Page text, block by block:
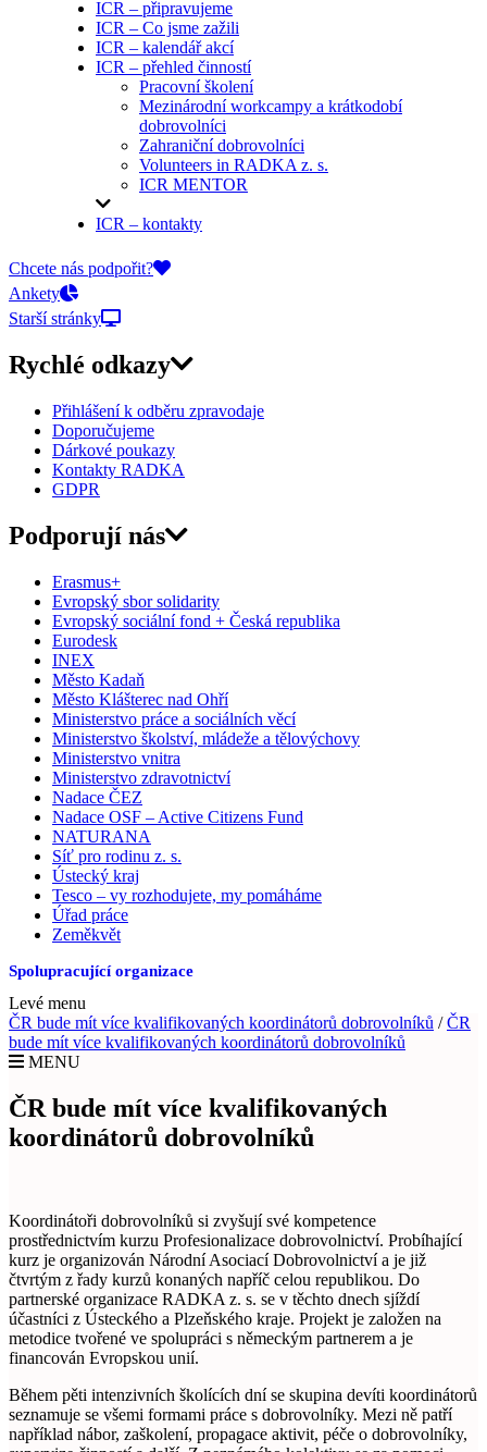
ICR – připravujeme
ICR – Co jsme zažili
ICR – kalendář akcí
ICR – přehled činností
Pracovní školení
Mezinárodní workcampy a krátkodobí
dobrovolníci
Zahraniční dobrovolníci
Volunteers in RADKA z. s.
ICR MENTOR
ICR – kontakty
On-line přihlášky
Chcete nás podpořit?
Ankety
Starší stránky
Rychlé odkazy
Přihlášení k odběru zpravodaje
Doporučujeme
Dárkové poukazy
Kontakty RADKA
GDPR
Podporují nás
Erasmus+
Evropský sbor solidarity
Evropský sociální fond + Česká republika
Eurodesk
INEX
Město Kadaň
Město Klášterec nad Ohří
Ministerstvo práce a sociálních věcí
Ministerstvo školství, mládeže a tělovýchovy
Ministerstvo vnitra
Ministerstvo zdravotnictví
Nadace ČEZ
Nadace OSF – Active Citizens Fund
NATURANA
Síť pro rodinu z. s.
Ústecký kraj
Tesco – vy rozhodujete, my pomáháme
Úřad práce
Zeměkvět
Spolupracující organizace
Levé menu
ČR bude mít více kvalifikovaných koordinátorů dobrovolníků /ČR
bude mít více kvalifikovaných koordinátorů dobrovolníků
MENU
ČR bude mít více kvalifikovaných
koordinátorů dobrovolníků
Koordinátoři dobrovolníků si zvyšují své kompetence
prostřednictvím kurzu Profesionalizace dobrovolnictví. Probíhající
kurz je organizován Národní Asociací Dobrovolnictví a je již
čtvrtým z řady kurzů konaných napříč celou republikou. Do
partnerské organizace RADKA z. s. se v těchto dnech sjíždí
účastníci z Ústeckého a Plzeňského kraje. Projekt je založen na
metodice tvořené ve spolupráci s německým partnerem a je
financován Evropskou unií.
Během pěti intenzivních školících dní se skupina devíti koordinátorů
seznamuje se všemi formami práce s dobrovolníky. Mezi ně patří
například nábor, zaškolení, propagace aktivit, péče o dobrovolníky,